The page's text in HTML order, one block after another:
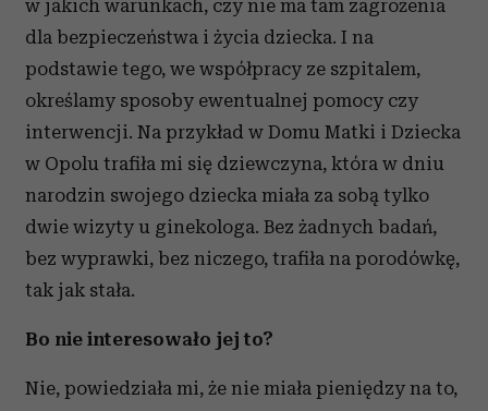
w jakich warunkach, czy nie ma tam zagrożenia
dla bezpieczeństwa i życia dziecka. I na
podstawie tego, we współpracy ze szpitalem,
określamy sposoby ewentualnej pomocy czy
interwencji. Na przykład w Domu Matki i Dziecka
w Opolu trafiła mi się dziewczyna, która w dniu
narodzin swojego dziecka miała za sobą tylko
dwie wizyty u ginekologa. Bez żadnych badań,
bez wyprawki, bez niczego, trafiła na porodówkę,
tak jak stała.
Bo nie interesowało jej to?
Nie, powiedziała mi, że nie miała pieniędzy na to,